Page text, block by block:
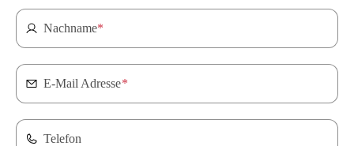
Nachname*
E-Mail Adresse*
Telefon